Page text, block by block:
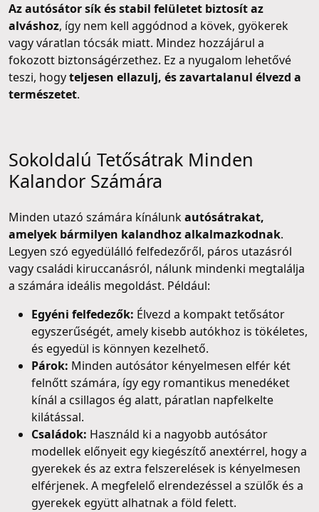
Az autósátor sík és stabil felületet biztosít az
alváshoz, így nem kell aggódnod a kövek, gyökerek
vagy váratlan tócsák miatt. Mindez hozzájárul a
fokozott biztonságérzethez. Ez a nyugalom lehetővé
teszi, hogyteljesen ellazulj, és zavartalanul élvezd a
természetet.
Sokoldalú Tetősátrak Minden
Kalandor Számára
Minden utazó számára kínálunkautósátrakat,
amelyek bármilyen kalandhoz alkalmazkodnak.
Legyen szó egyedülálló felfedezőről, páros utazásról
vagy családi kiruccanásról, nálunk mindenki megtalálja
a számára ideális megoldást. Például:
Egyéni felfedezők: Élvezd a kompakt tetősátor
egyszerűségét, amely kisebb autókhoz is tökéletes,
és egyedül is könnyen kezelhető.
Párok: Minden autósátor kényelmesen elfér két
felnőtt számára, így egy romantikus menedéket
kínál a csillagos ég alatt, páratlan napfelkelte
kilátással.
Családok: Használd ki a nagyobb autósátor
modellek előnyeit egy kiegészítő anextérrel, hogy a
gyerekek és az extra felszerelések is kényelmesen
elférjenek. A megfelelő elrendezéssel a szülők és a
gyerekek együtt alhatnak a föld felett.